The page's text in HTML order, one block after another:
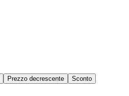
Prezzo decrescente Sconto